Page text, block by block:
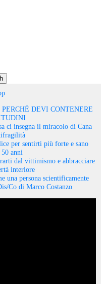
DEVI CONTENERE
ci insegna il miracolo di Cana
per sentirti più forte e sano
anni
dal vittimismo e abbracciare
interiore
una persona scientificamente
Co di Marco Costanzo